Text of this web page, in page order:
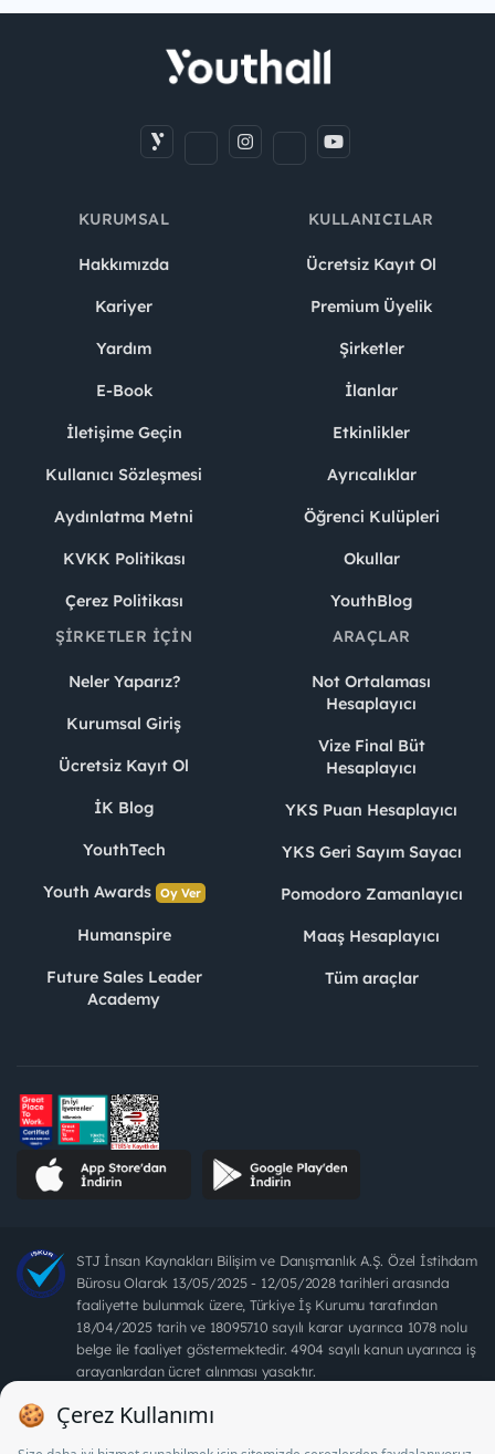
KURUMSAL
Hakkımızda
Kariyer
Yardım
E-Book
İletişime Geçin
Kullanıcı Sözleşmesi
Aydınlatma Metni
KVKK Politikası
Çerez Politikası
KULLANICILAR
Ücretsiz Kayıt Ol
Premium Üyelik
Şirketler
İlanlar
Etkinlikler
Ayrıcalıklar
Öğrenci Kulüpleri
Okullar
YouthBlog
ŞIRKETLER İÇIN
Neler Yaparız?
Kurumsal Giriş
Ücretsiz Kayıt Ol
İK Blog
YouthTech
Youth Awards Oy Ver
Humanspire
Future Sales Leader
Academy
ARAÇLAR
Not Ortalaması
Hesaplayıcı
Vize Final Büt
Hesaplayıcı
YKS Puan Hesaplayıcı
YKS Geri Sayım Sayacı
Pomodoro Zamanlayıcı
Maaş Hesaplayıcı
Tüm araçlar
STJ İnsan Kaynakları Bilişim ve Danışmanlık A.Ş. Özel İstihdam
Bürosu Olarak 13/05/2025 - 12/05/2028 tarihleri arasında
faaliyette bulunmak üzere, Türkiye İş Kurumu tarafından
18/04/2025 tarih ve 18095710 sayılı karar uyarınca 1078 nolu
belge ile faaliyet göstermektedir. 4904 sayılı kanun uyarınca iş
arayanlardan ücret alınması yasaktır.